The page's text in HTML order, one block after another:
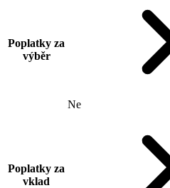
Poplatky za
výběr
Ne
Poplatky za
vklad